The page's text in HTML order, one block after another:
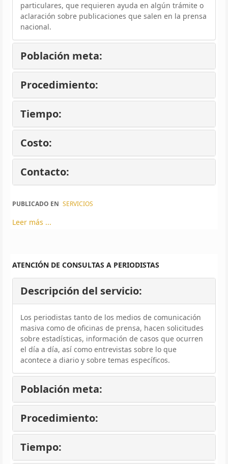
particulares, que requieren ayuda en algún trámite o
aclaración sobre publicaciones que salen en la prensa
nacional.
Población meta:
Procedimiento:
Tiempo:
Costo:
Contacto:
PUBLICADO EN SERVICIOS
Leer más ...
ATENCIÓN DE CONSULTAS A PERIODISTAS
Descripción del servicio:
Los periodistas tanto de los medios de comunicación
masiva como de oficinas de prensa, hacen solicitudes
sobre estadísticas, información de casos que ocurren
el día a día, así como entrevistas sobre lo que
acontece a diario y sobre temas específicos.
Población meta:
Procedimiento:
Tiempo: